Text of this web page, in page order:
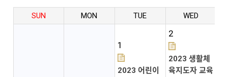
SUN MON TUE WED
1
2023 어린이
2
2023 생활체
육지도자 교육